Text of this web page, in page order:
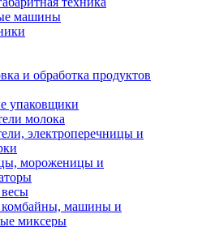
машины
и обработка продуктов
упаковщики
молока
электроперечницы и
мороженицы и
машины и
миксеры